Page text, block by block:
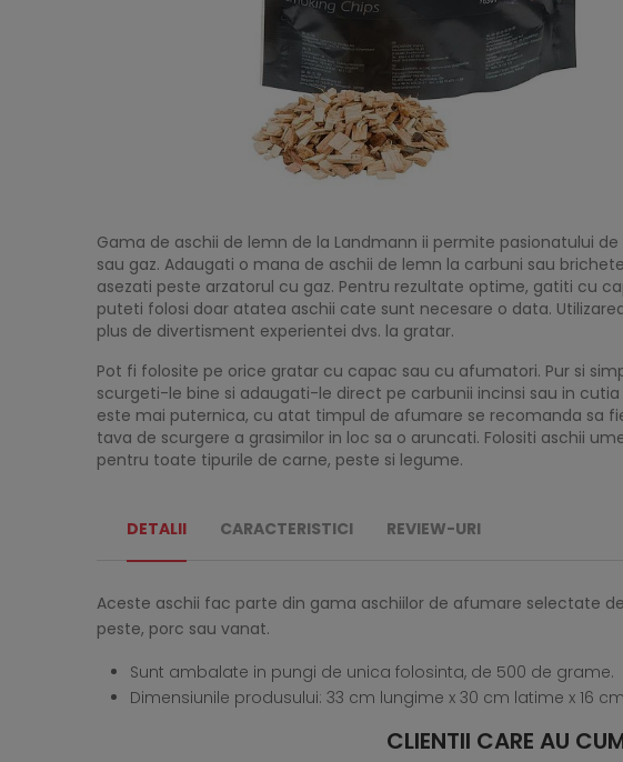
Gama de aschii de lemn de la Landmann ii permite pasionatului
sau gaz. Adaugati o mana de aschii de lemn la carbuni sau
asezati peste arzatorul cu gaz. Pentru rezultate optime, gatiti cu
puteti folosi doar atatea aschii cate sunt necesare o data.
plus de divertisment experientei dvs. la gratar.
Pot fi folosite pe orice gratar cu capac sau cu afumatori. Pur si
scurgeti-le bine si adaugati-le direct pe carbunii incinsi sau in
este mai puternica, cu atat timpul de afumare se recomanda sa
tava de scurgere a grasimilor in loc sa o aruncati. Folositi aschii
pentru toate tipurile de carne, peste si legume.
DETALII CARACTERISTICI REVIEW-URI
Aceste aschii fac parte din gama aschiilor de afumare selectate
peste, porc sau vanat.
Sunt ambalate in pungi de unica folosinta, de 500 de grame.
Dimensiunile produsului: 33 cm lungime x 30 cm latime x 16
CLIENTII CARE AU